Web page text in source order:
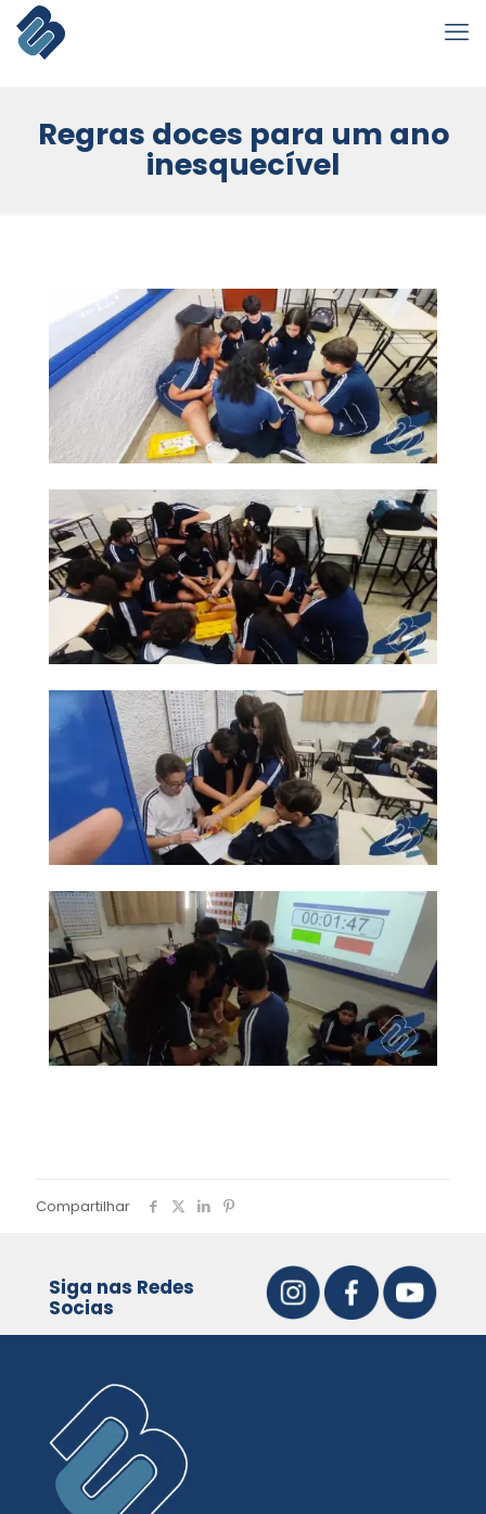
Regras doces para um ano
inesquecível
Compartilhar
Siga nas Redes
Socias